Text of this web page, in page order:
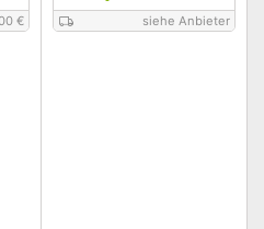
€ siehe Anbieter